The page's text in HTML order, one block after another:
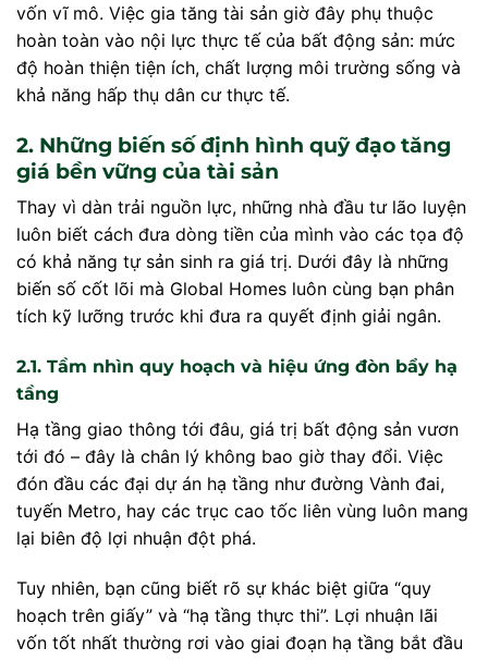
vốn vĩ mô. Việc gia tăng tài sản giờ đây phụ thuộc
hoàn toàn vào nội lực thực tế của bất động sản: mức
độ hoàn thiện tiện ích, chất lượng môi trường sống và
khả năng hấp thụ dân cư thực tế.
2. Những biến số định hình quỹ đạo tăng
giá bền vững của tài sản
Thay vì dàn trải nguồn lực, những nhà đầu tư lão luyện
luôn biết cách đưa dòng tiền của mình vào các tọa độ
có khả năng tự sản sinh ra giá trị. Dưới đây là những
biến số cốt lõi mà Global Homes luôn cùng bạn phân
tích kỹ lưỡng trước khi đưa ra quyết định giải ngân.
2.1. Tầm nhìn quy hoạch và hiệu ứng đòn bẩy hạ
tầng
Hạ tầng giao thông tới đâu, giá trị bất động sản vươn
tới đó – đây là chân lý không bao giờ thay đổi. Việc
đón đầu các đại dự án hạ tầng như đường Vành đai,
tuyến Metro, hay các trục cao tốc liên vùng luôn mang
lại biên độ lợi nhuận đột phá.
Tuy nhiên, bạn cũng biết rõ sự khác biệt giữa “quy
hoạch trên giấy” và “hạ tầng thực thi”. Lợi nhuận lãi
vốn tốt nhất thường rơi vào giai đoạn hạ tầng bắt đầu